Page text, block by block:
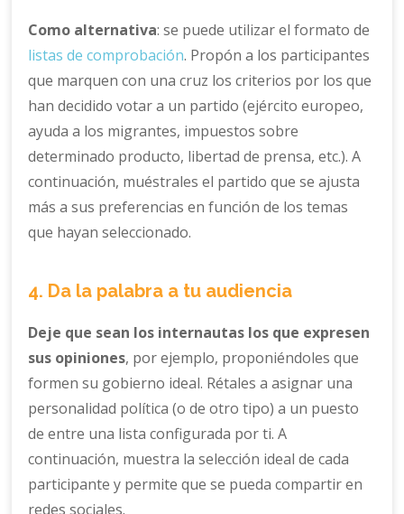
Como alternativa: se puede utilizar el formato de
listas de comprobación. Propón a los participantes
que marquen con una cruz los criterios por los que
han decidido votar a un partido (ejército europeo,
ayuda a los migrantes, impuestos sobre
determinado producto, libertad de prensa, etc.). A
continuación, muéstrales el partido que se ajusta
más a sus preferencias en función de los temas
que hayan seleccionado.
4. Da la palabra a tu audiencia
Deje que sean los internautas los que expresen
sus opiniones, por ejemplo, proponiéndoles que
formen su gobierno ideal. Rétales a asignar una
personalidad política (o de otro tipo) a un puesto
de entre una lista configurada por ti. A
continuación, muestra la selección ideal de cada
participante y permite que se pueda compartir en
redes sociales.